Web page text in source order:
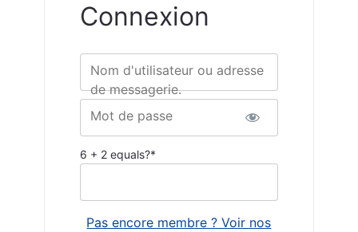
Connexion
Nom d'utilisateur ou adresse
de messagerie.
Mot de passe
6 + 2 equals?*
Pas encore membre ? Voir nos